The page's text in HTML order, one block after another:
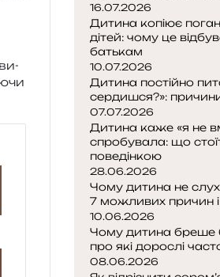
16.07.2026
Дитина копіює
дітей: чому це
батькам
10.07.2026
Дитина постійно
сердишся?»:
07.07.2026
Дитина каже «я не
спробувала: що
поведінкою
28.06.2026
Чому дитина не
7 можливих причин
10.06.2026
Чому дитина бреше
про які дорослі
08.06.2026